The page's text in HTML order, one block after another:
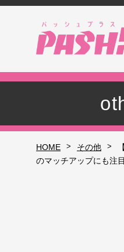
HOME > その他 >
のマッチアップにも注